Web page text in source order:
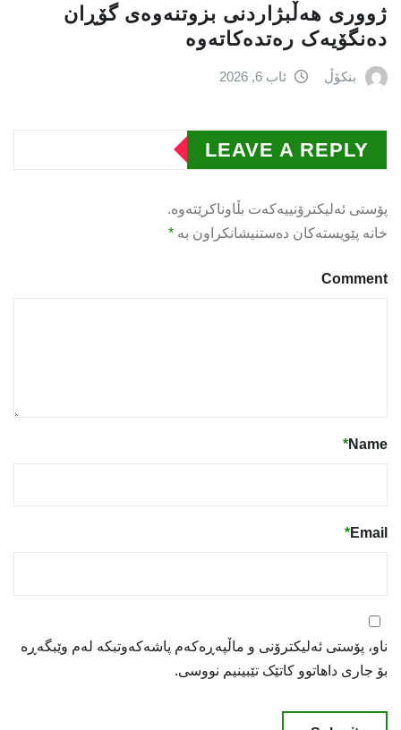
ژووری هەڵبژاردنی بزوتنەوەى گۆڕان
دەنگۆیەک رەتدەکاتەوە
بنکۆڵ ئاب 6, 2026
LEAVE A REPLY
پۆستی ئەلیکترۆنییەکەت بڵاوناکرێتەوە.
خانە پێویستەکان دەستنیشانکراون بە *
Comment
Name
*
Email
*
ناو، پۆستی ئەلیکترۆنی و ماڵپەڕەکەم پاشەکەوتبکە لەم وێبگەڕە
بۆ جاری داهاتوو کاتێک تێبینیم نووسی.